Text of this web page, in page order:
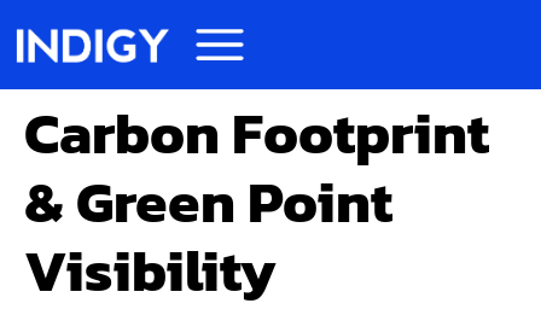
Carbon Footprint
& Green Point
Visibility